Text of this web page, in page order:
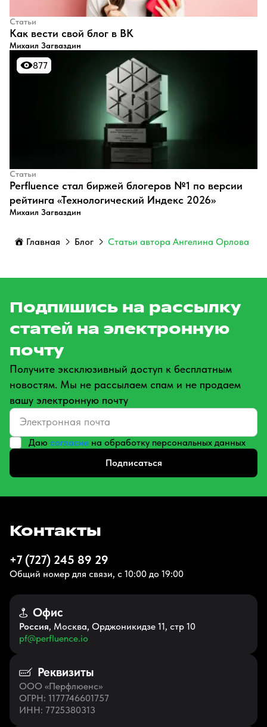
Статьи
​Как вести свой блог в ВК
Михаил Загваздин
877
877
Статьи
Perfluence стал биржей блогеров №1 по версии
рейтинга «Технологический Индекс 2026»
Михаил Загваздин
Главная Блог Статьи автора Ангелина Орлова
Подпишись на рассылку
статей на электронную
почту
Получите эксклюзивный доступ к бесплатным
новостям. Мы не рассылаем спам и не продаем
вашу электронную почту
Даю согласие на обработку персональных данных
Подписаться
Контакты
+7 (727) 245 89 29
Общий номер для связи, с 10:00 до 19:00
Офис
Россия, Москва, Орджоникидзе 11, стр 10
pf@perfluence.io
Реквизиты
ООО «Перфлюенс»
ОГРН: 1177746601757
ИНН: 7725380313